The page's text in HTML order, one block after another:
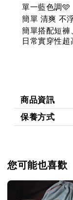
單一藍色調🩵
簡單 清爽 不
簡單搭配短褲
日常實穿性超
商品資訊
保養方式
您可能也喜歡